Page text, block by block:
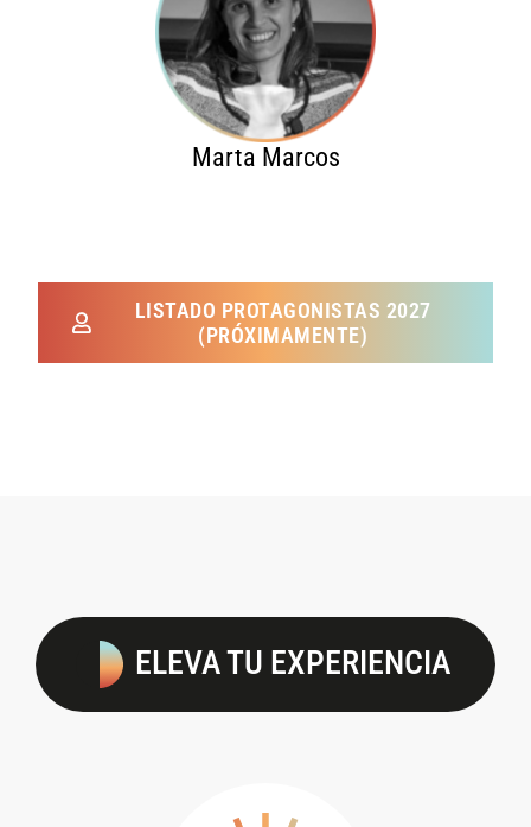
Marta Marcos
LISTADO PROTAGONISTAS 2027
(PRÓXIMAMENTE)
ELEVA TU EXPERIENCIA